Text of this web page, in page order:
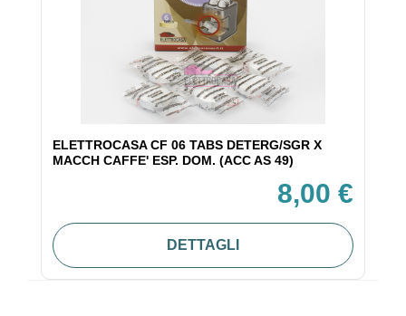
ELETTROCASA CF 06 TABS DETERG/SGR X
MACCH CAFFE' ESP. DOM. (ACC AS 49)
8,00 €
DETTAGLI